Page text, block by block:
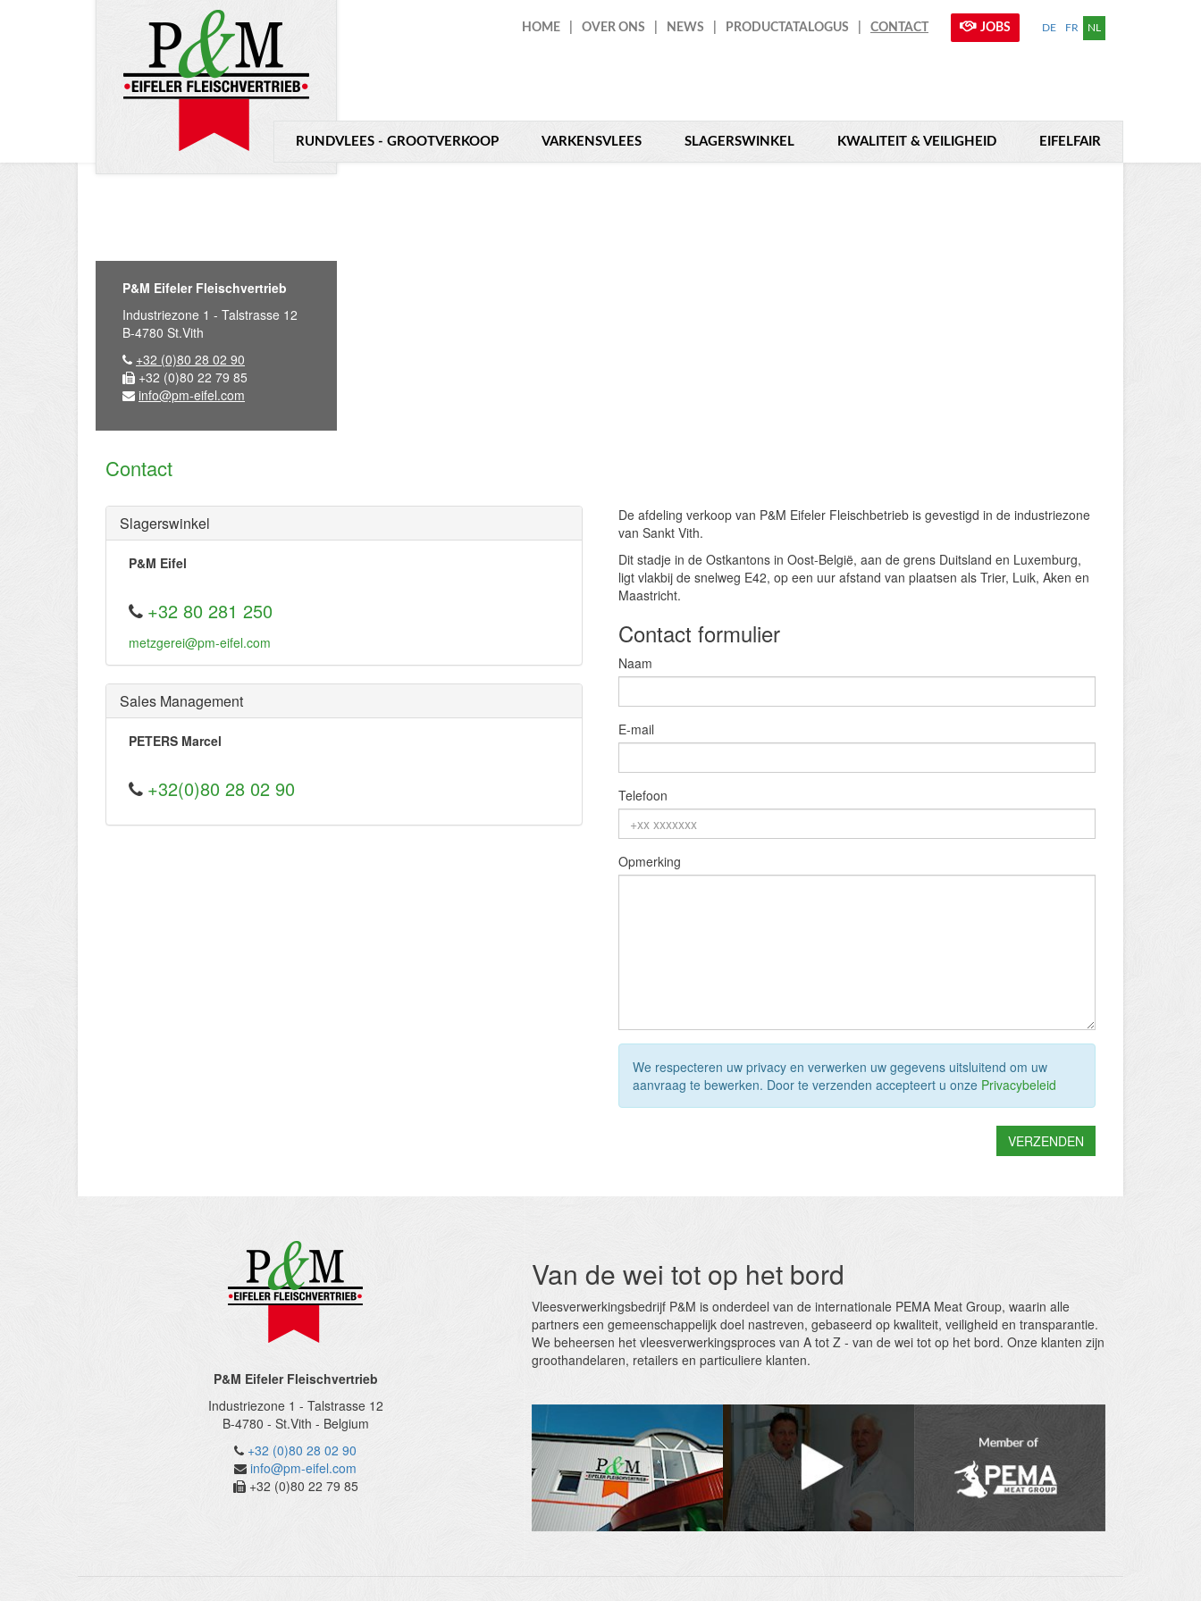
HOME OVER ONS NEWS PRODUCTATALOGUS CONTACT JOBS DE FR NL
RUNDVLEES - GROOTVERKOOP VARKENSVLEES SLAGERSWINKEL KWALITEIT & VEILIGHEID EIFELFAIR
P&M Eifeler Fleischvertrieb
Industriezone 1 - Talstrasse 12
B-4780 St.Vith
+32 (0)80 28 02 90
+32 (0)80 22 79 85
info@pm-eifel.com
Contact
Slagerswinkel
P&M Eifel
+32 80 281 250
metzgerei@pm-eifel.com
Sales Management
PETERS Marcel
+32(0)80 28 02 90
De afdeling verkoop van P&M Eifeler Fleischbetrieb is gevestigd in de industriezone
van Sankt Vith.
Dit stadje in de Ostkantons in Oost-België, aan de grens Duit­sland en Luxemburg,
ligt vlakbij de snelweg E42, op een uur afstand van plaatsen als Trier, Luik, A­ken en
Maastricht.
Contact formulier
Naam
E-mail
Telefoon
Opmerking
We respecteren uw privacy en verwerken uw gegevens uitsluitend om uw
aanvraag te bewerken. Door te verzenden accepteert u onze Privacybeleid
P&M Eifeler Fleischvertrieb
Industriezone 1 - Talstrasse 12
B-4780 - St.Vith - Belgium
+32 (0)80 28 02 90
info@pm-eifel.com
+32 (0)80 22 79 85
Van de wei tot op het bord
Vleesverwerkingsbedrijf P&M is onderdeel van de in­ternatio­nale PEMA Meat Group, waarin alle
partners een gemeenschappelijk doel nastreven, gebaseerd op kwali­teit, vei­ligheid en transparantie.
We beheersen het vleesver­werkingsproces van A tot Z ‑ van de wei tot op het bord. Onze klanten zijn
groothan­delaren, retai­lers en particuliere klanten.